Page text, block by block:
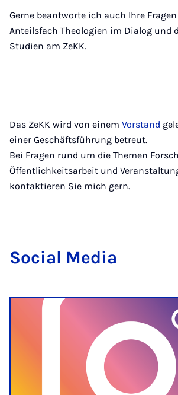
Gerne beantworte ich auch Ihre
Anteilsfach Theologien im Dialog und
Studien am ZeKK.
Das ZeKK wird von einem Vorstand
einer Geschäftsführung betreut.
Bei Fragen rund um die Themen
Öffentlichkeitsarbeit und
kontaktieren Sie mich gern.
So­ci­al Me­dia